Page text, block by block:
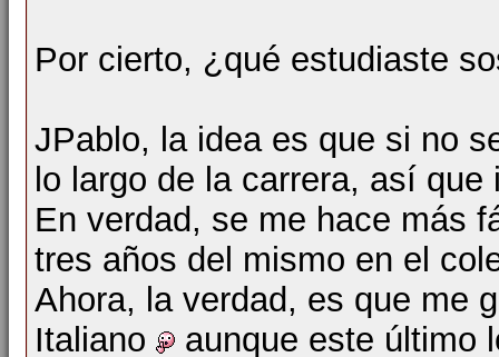
Por cierto, ¿qué estudiaste
JPablo, la idea es que si no
lo largo de la carrera, así
En verdad, se me hace más
tres años del mismo en el
Ahora, la verdad, es que me
Italiano
aunque este último